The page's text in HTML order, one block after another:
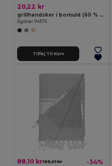
20,22 kr
grillhandsker i bomuld (60 % genbrugs)
Egotier 94575
Tilføj Til Kurv
88,10 kr133,21 kr -34%